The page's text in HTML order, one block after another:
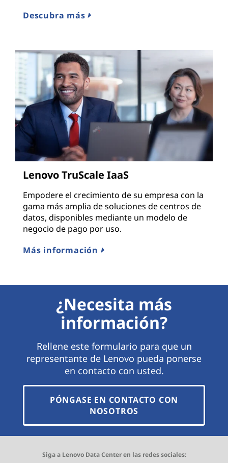
Descubra más
Lenovo TruScale IaaS
Empodere el crecimiento de su empresa con la
gama más amplia de soluciones de centros de
datos, disponibles mediante un modelo de
negocio de pago por uso.
Más información
¿Necesita más
información?
Rellene este formulario para que un
representante de Lenovo pueda ponerse
en contacto con usted.
PÓNGASE EN CONTACTO CON
NOSOTROS
Siga a Lenovo Data Center en las redes sociales: